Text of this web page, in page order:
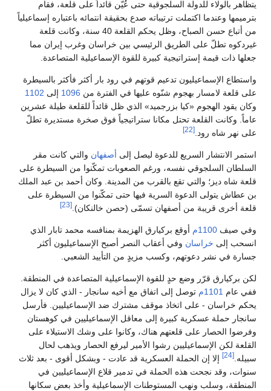
بالولاء للدولة السلجوقية حتى عُيّن قائداً على قلعة، فقام
وعندما اكتملت ترتيباته صدع بحقيقة انتمائه باعتباره إسماعيلياً
من أتباع حسن الصباح، وظل يحكم القلعة 40 سنة، وكانت قلعة
تطلّ على الطريق الرئيسي بين خراسان وغرب إيران مما
ذات قيمة إستراتيجية كبيرة للقوة الإسماعيلية المتصاعدة.
الإسماعيليون تدعيم قوتهم في رود بار أكثر فأكثر بالسيطرة
قلعة لامسار بهجوم شنّوه عليها في الفترة من 1096إلى 1102
يقود الهجوم «كيا بزرجميد» الذي ظل قائداً للقلعة طيلة عشرين
وكانت القلعة تحتل مكانا ستراتيجياً فوق صخرة مستديرة تطلّ
نهر شاه رود.
الانتشار السريع للدعوة ليصل إلى أصفهانوالتي كانت مقر
السلجوقي نفسه، ورغم الصعوبات تمكّنوا من السيطرة على
شاه ديز؛ والتي تقع بالقرب من المدينة. وكان أحمد بن عبد الملك
عطاش يتولى الدعوة السرية فيها حتى تمكّنوا من السيطرة على
أخرى قريبة من أصفهان تسمّى (حصن خالنكان).[23]
صيف1100م أوقع بركيارق الهزيمة بمنافسه محمد تابار الذي
إلى خراسانوفي أعقاب النصر أصبح الإسماعيليون أكثر
في نشر دعوتهم، وكسب مزيدٍ من التأييد الشعبي.
بركيارق قرّر وضع حدٍ للقوة الإسماعيلية المتصاعدة في المنطقة.
عام 1101م توصل إلى اتفاق مع أخيه سانجار - الذي كان لا يزال
خراسان - على اتخاذ موقف مشترك ضد الإسماعيليين. فأرسل
حملة عسكرية كبيرة إلى معاقل الإسماعيليين في كوهستان
الحصار على قلعتهم هناك، وكانوا على وشك الاستيلاء على
لكن الإسماعيليين رشوا الأمير ليرفع الحصار ويذهب لحال
إلا إن الحملة العسكرية قد عادت - وبشكل أقوى - بعد ثلاث
وقد نجحت هذه الحملة في تدمير قلاع الإسماعيليين في
وسلب ونهب المستوطنات الإسماعيلية وأخذ بعض سكانها